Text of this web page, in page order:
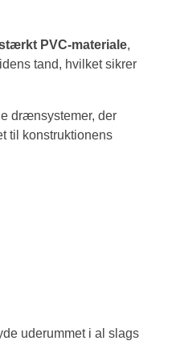
PVC-materiale,
tand, hvilket sikrer
drænsystemer, der
til konstruktionens
uderummet i al slags